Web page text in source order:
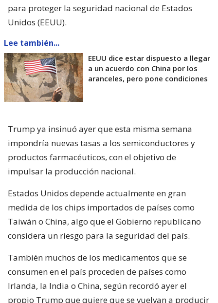
para proteger la seguridad nacional de Estados
Unidos (EEUU).
Lee también...
EEUU dice estar dispuesto a llegar
a un acuerdo con China por los
aranceles, pero pone condiciones
Trump ya insinuó ayer que esta misma semana
impondría nuevas tasas a los semiconductores y
productos farmacéuticos, con el objetivo de
impulsar la producción nacional.
Estados Unidos depende actualmente en gran
medida de los chips importados de países como
Taiwán o China, algo que el Gobierno republicano
considera un riesgo para la seguridad del país.
También muchos de los medicamentos que se
consumen en el país proceden de países como
Irlanda, la India o China, según recordó ayer el
propio Trump que quiere que se vuelvan a producir